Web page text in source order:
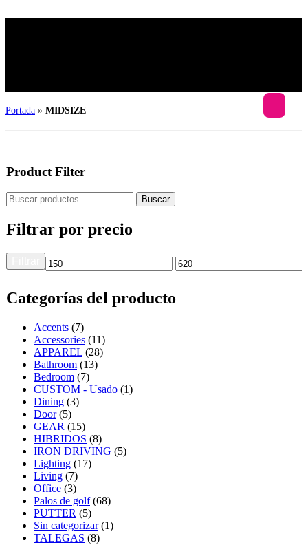
Portada » MIDSIZE
Product Filter
Buscar
Filtrar por precio
Categorías del producto
Accents (7)
Accessories (11)
APPAREL (28)
Bathroom (13)
Bedroom (7)
CUSTOM - Usado (1)
Dining (3)
Door (5)
GEAR (15)
HIBRIDOS (8)
IRON DRIVING (5)
Lighting (17)
Living (7)
Office (3)
Palos de golf (68)
PUTTER (5)
Sin categorizar (1)
TALEGAS (8)